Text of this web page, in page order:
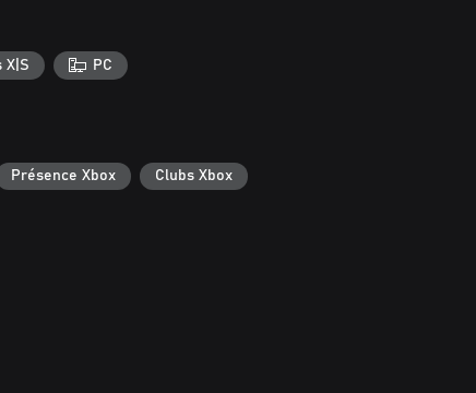
X|S PC
Présence Xbox Clubs Xbox